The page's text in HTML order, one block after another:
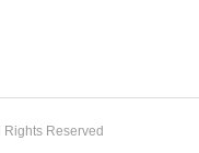
Reserved